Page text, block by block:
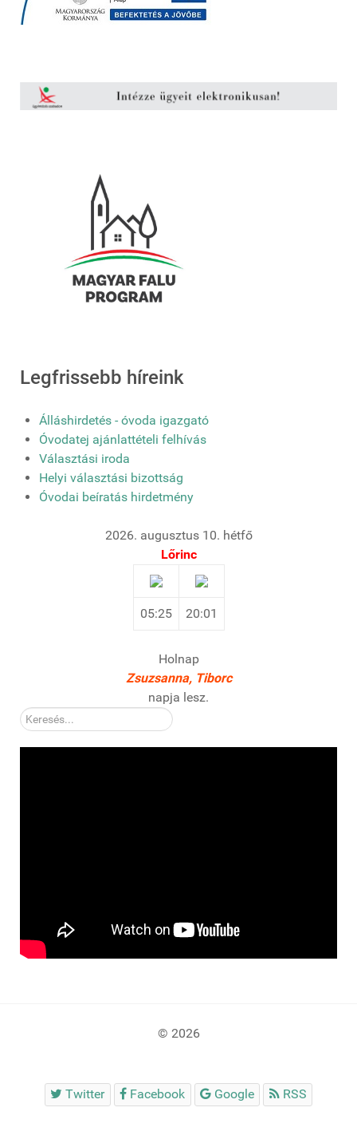
Legfrissebb híreink
Álláshirdetés - óvoda igazgató
Óvodatej ajánlattételi felhívás
Választási iroda
Helyi választási bizottság
Óvodai beíratás hirdetmény
2026. augusztus 10. hétfő
Lőrinc
05:25 20:01
Holnap
Zsuzsanna, Tiborc
napja lesz.
Kereső:
© 2026
Twitter Facebook Google RSS